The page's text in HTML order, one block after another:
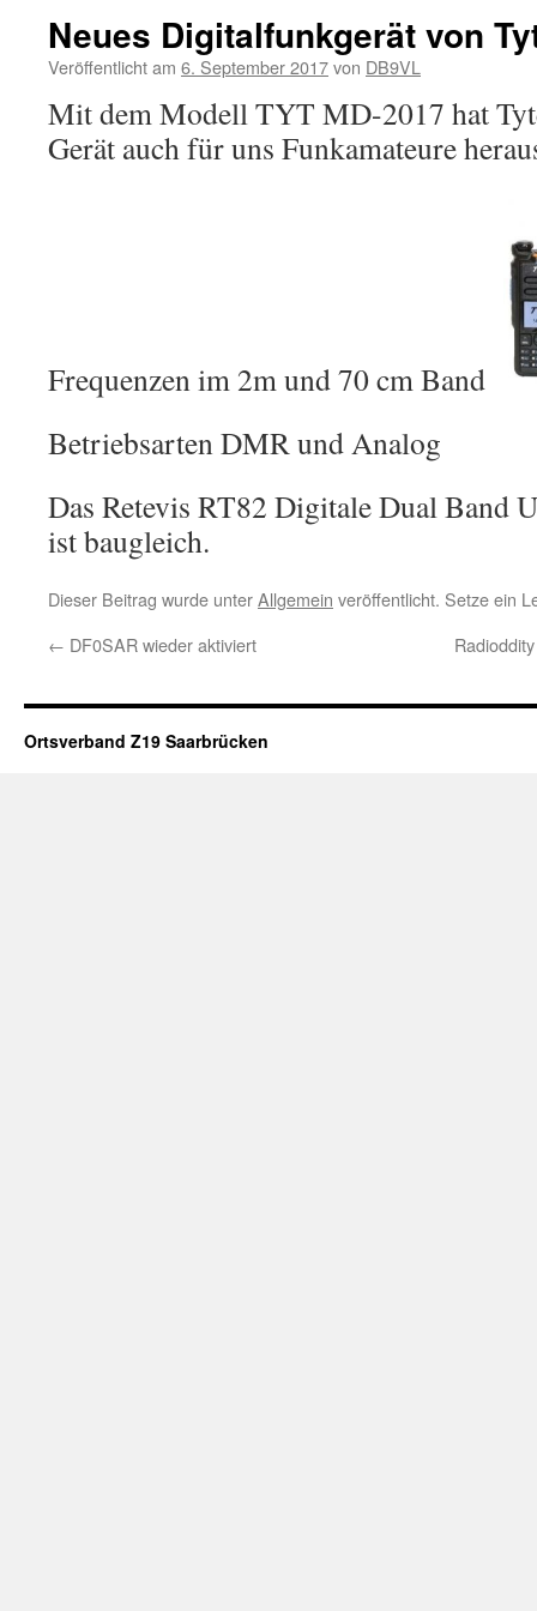
Neues Digitalfunkgerät von
Veröffentlicht am 6. September 2017von DB9VL
Mit dem Modell TYT MD-2017 hat
Gerät auch für uns Funkamateure
Frequenzen im 2m und 70 cm Band
Betriebsarten DMR und Analog
Das Retevis RT82 Digitale Dual Band
ist baugleich.
Dieser Beitrag wurde unterAllgemein veröffentlicht. Setze ein
← DF0SAR wieder aktiviert
Ortsverband Z19 Saarbrücken